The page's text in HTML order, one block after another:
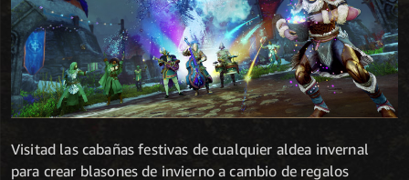
Visitad las cabañas festivas de cualquier aldea invernal
para crear blasones de invierno a cambio de regalos